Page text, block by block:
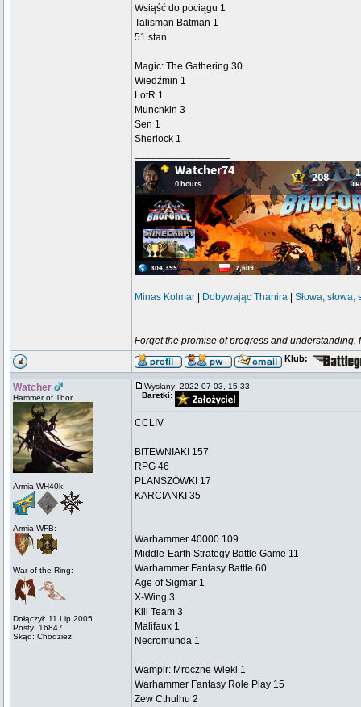
Wsiąść do pociągu 1
Talisman Batman 1
51 stan
Magic: The Gathering 30
Wiedźmin 1
LotR 1
Munchkin 3
Sen 1
Sherlock 1
Minas Kolmar Dobywając Thanira Słowa, słowa,
Forget the promise of progress and
Klub:
Watcher
Hammer of Thor
Armia WH40k:
Armia WFB:
War of the Ring:
Dołączył: 11 Lip 2005
Posty: 16847
Skąd: Chodzież
Wysłany: 2022-07-03, 15:33
Baretki:
CCLIV
BITEWNIAKI 157
RPG 46
PLANSZÓWKI 17
KARCIANKI 35
Warhammer 40000 109
Middle-Earth Strategy Battle Game 11
Warhammer Fantasy Battle 60
Age of Sigmar 1
X-Wing 3
Kill Team 3
Malifaux 1
Necromunda 1
Wampir: Mroczne Wieki 1
Warhammer Fantasy Role Play 15
Zew Cthulhu 2